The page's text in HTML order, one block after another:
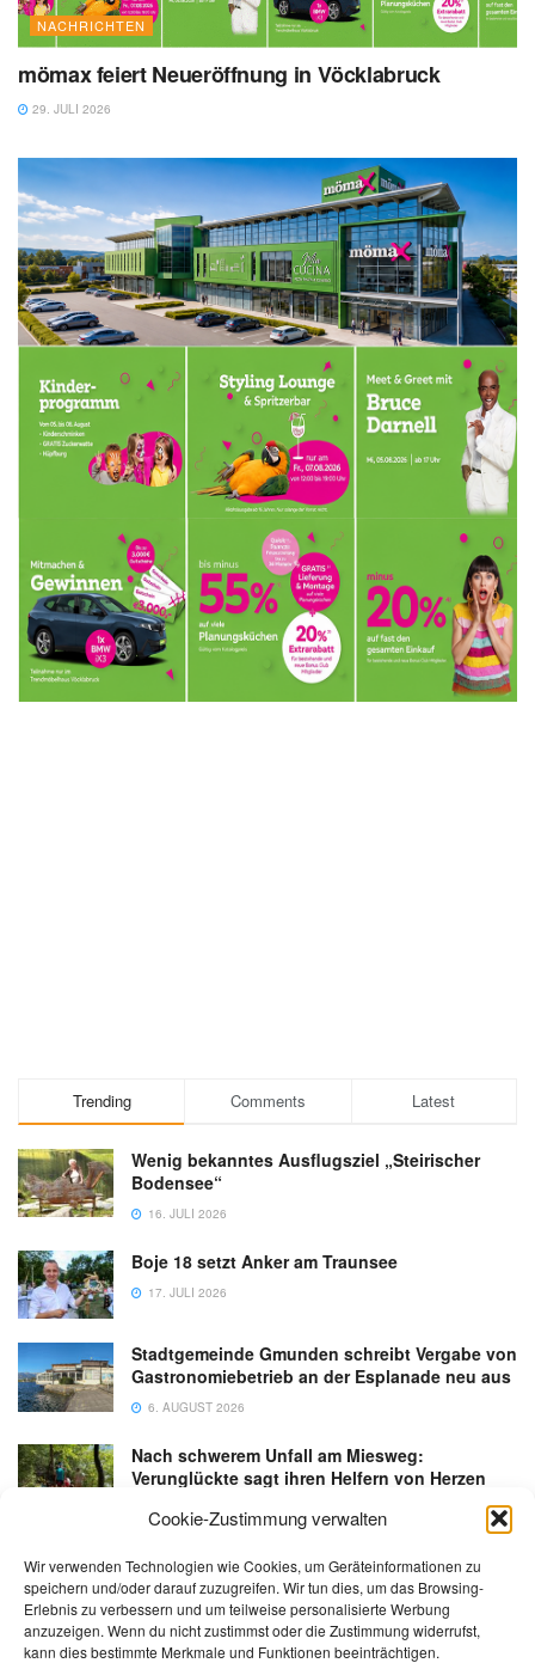
Cookie-Zustimmung verwalten
Wir verwenden Technologien wie Cookies, um Geräteinformationen zu
speichern und/oder darauf zuzugreifen. Wir tun dies, um das Browsing-
Erlebnis zu verbessern und um teilweise personalisierte Werbung
anzuzeigen. Wenn du nicht zustimmst oder die Zustimmung widerrufst,
kann dies bestimmte Merkmale und Funktionen beeinträchtigen.
NACHRICHTEN
mömax feiert Neueröffnung in Vöcklabruck
29. JULI 2026
Trending Comments Latest
Wenig bekanntes Ausflugsziel „Steirischer
Bodensee“
16. JULI 2026
Boje 18 setzt Anker am Traunsee
17. JULI 2026
Stadtgemeinde Gmunden schreibt Vergabe von
Gastronomiebetrieb an der Esplanade neu aus
6. AUGUST 2026
Nach schwerem Unfall am Miesweg:
Verunglückte sagt ihren Helfern von Herzen